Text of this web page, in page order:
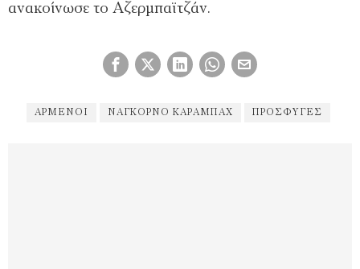
ανακοίνωσε το Αζερμπαϊτζάν.
ΑΡΜΈΝΟΙ ΝΑΓΚΌΡΝΟ ΚΑΡΑΜΠΆΧ ΠΡΌΣΦΥΓΕΣ